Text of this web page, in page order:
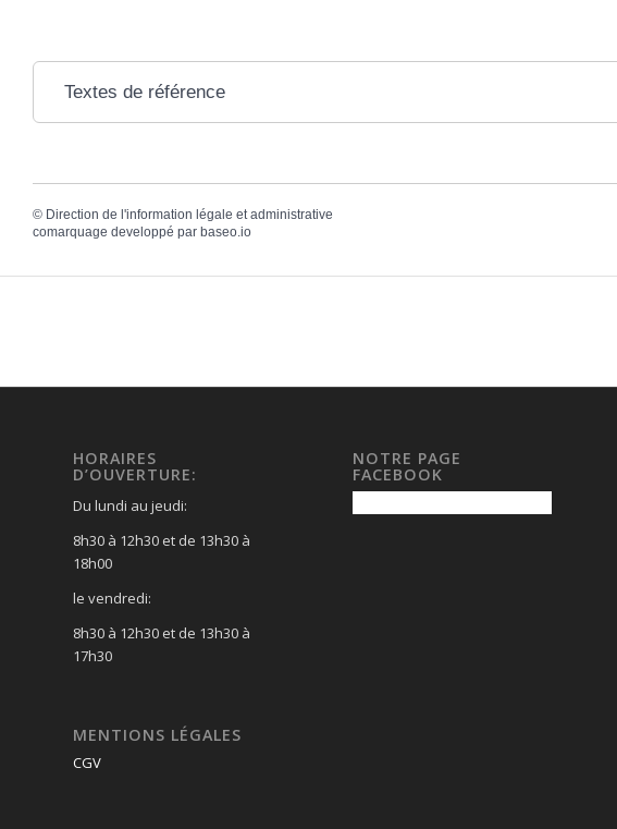
Textes de référence
© Direction de l'information légale et administrative
comarquage developpé par baseo.io
HORAIRES
D’OUVERTURE:
Du lundi au jeudi:
8h30 à 12h30 et de 13h30 à
18h00
le vendredi:
8h30 à 12h30 et de 13h30 à
17h30
MENTIONS LÉGALES
CGV
NOTRE PAGE
FACEBOOK